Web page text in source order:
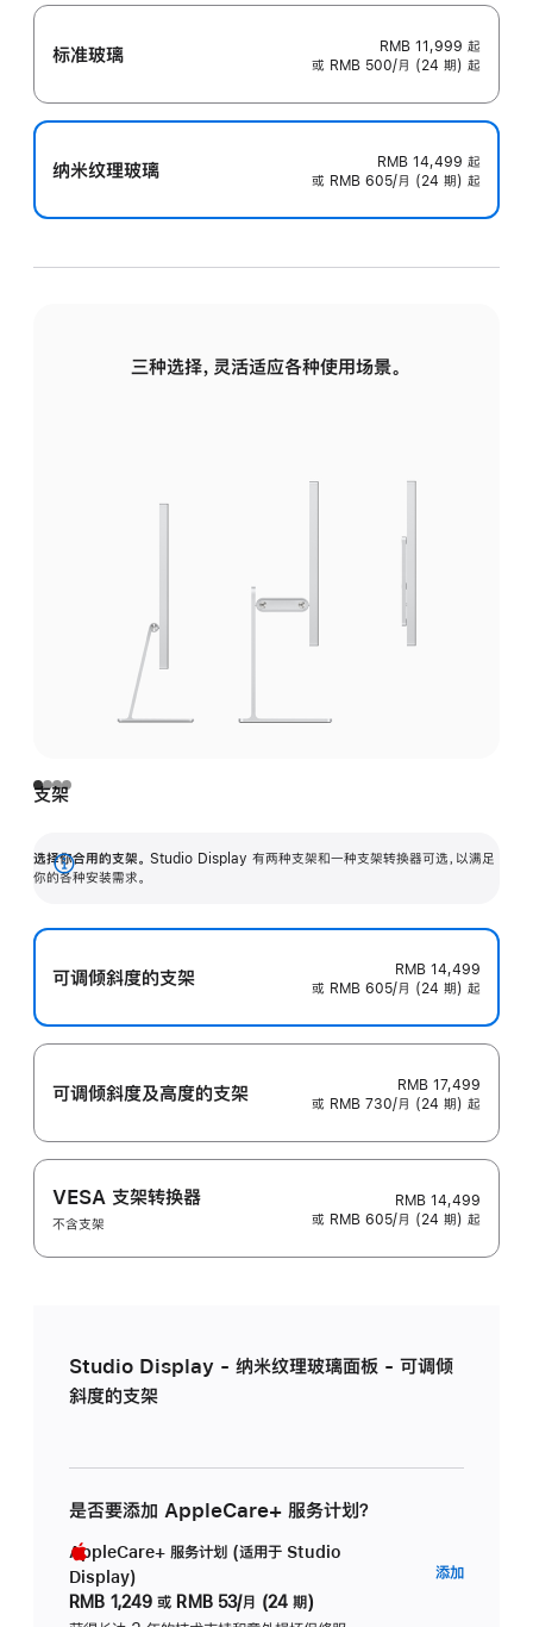
标准玻璃 RMB 11,999 起
或 RMB 500/月 (24 期) 起
纳米纹理玻璃 RMB 14,499 起
或 RMB 605/月 (24 期) 起
三种选择，灵活适应各种使用场景。
支架
选择你合用的支架。 Studio Display 有两种支架和一种支架转换器可选，以满足
你的各种安装需求。
展
可调倾斜度的支架
RMB 14,499
或 RMB 605/月 (24 期) 起
可调倾斜度及高‍度的支‍架
RMB 17,499
或 RMB 730/月 (24 期) 起
VESA 支架转换器
不含支架
RMB 14,499
或 RMB 605/月 (24 期) 起
Studio Display - 纳米纹理玻璃面板 - 可调倾
斜度的支架
是否要添加 AppleCare+ 服务计划？
AppleCare+ 服务计划 (适用于 Studio
Display)
RMB 1,249 或 RMB 53/月 (24 期)
添加